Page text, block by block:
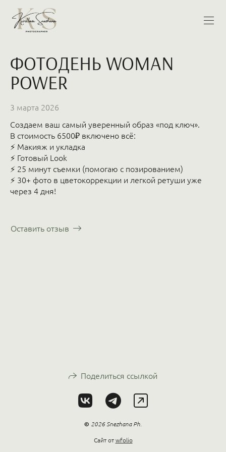
ФОТОДЕНЬ WOMAN
POWER
3 марта 2026
Создаем ваш самый уверенный образ «под ключ».
В стоимость 6500₽ включено всё:
⚡️ Макияж и укладка
⚡️ Готовый Look
⚡️ 25 минут съемки (помогаю с позированием)
⚡️ 30+ фото в цветокоррекции и легкой ретуши уже
через 4 дня!
Оставить отзыв
Поделиться ссылкой
© 2026 Snezhana Ph.
Сайт отwfolio